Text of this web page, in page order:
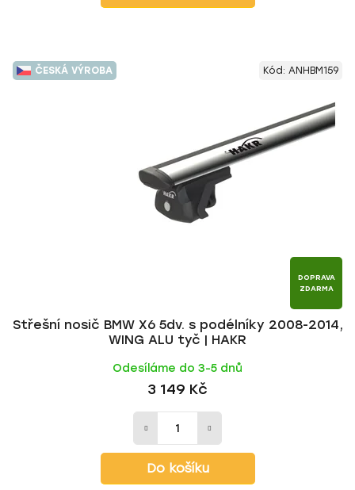
ČESKÁ VÝROBA
DOPRAVA
ZDARMA
Střešní nosič BMW X6 5dv. s podélníky 2008-2014,
WING ALU tyč | HAKR
Odesíláme do 3-5 dnů
3 149 Kč
Do košíku
Kód: ANHBM159